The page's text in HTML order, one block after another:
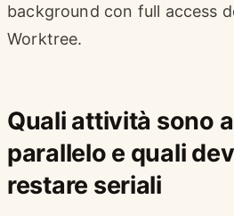
background con full access
Worktree.
Quali attività sono
parallelo e quali
restare seriali